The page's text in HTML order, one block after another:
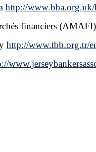
http://
financiers (AMAFI)
http://www.tbb.org.tr/